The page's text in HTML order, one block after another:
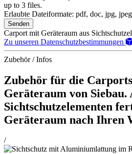
up to 3 files.
Erlaubte Dateiformate: pdf, doc, jpg,
Senden
Carport mit Geräteraum aus
Zu unseren Datenschutzbestimmungen
Zubehör / Infos
Zubehör für die
Geräteraum von Siebau.
Sichtschutzelementen
Geräteraum nach Ihren
/